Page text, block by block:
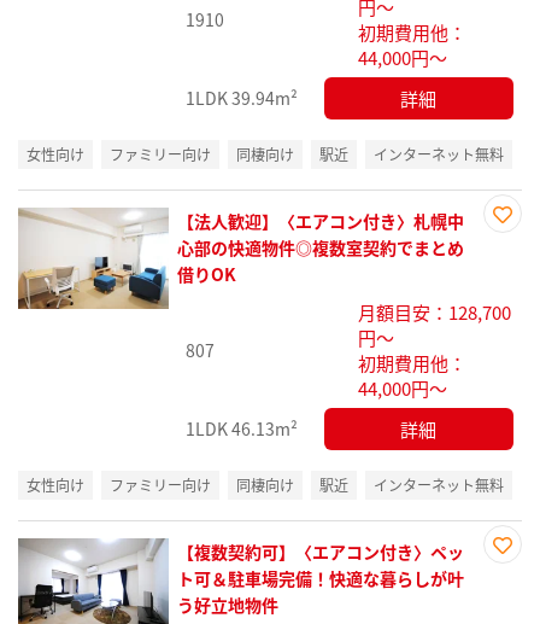
1910
円～
初期費用他：
44,000円～
1LDK39.94m² 詳細
女性向け ファミリー向け 同棲向け 駅近 インターネット無料
録
【法人歓迎】〈エアコン付き〉札幌中
心部の快適物件◎複数室契約でまとめ
借りOK
807
月額目安：128,700
円～
初期費用他：
44,000円～
1LDK46.13m² 詳細
女性向け ファミリー向け 同棲向け 駅近 インターネット無料
【複数契約可】〈エアコン付き〉ペッ
ト可＆駐車場完備！快適な暮らしが叶
う好立地物件